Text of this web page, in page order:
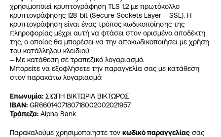
χρησιμοποιεί κρυπτογράφηση TLS 1.2 με πρωτόκολλο
κρυπτογράφησης 128-bit (Secure Sockets Layer – SSL). Η
κρυπτογράφηση είναι ένας τρόπος κωδικοποίησης της
πληροφορίας μέχρι αυτή να φτάσει στον ορισμένο αποδέκτη
της, ο οποίος θα μπορέσει να την αποκωδικοποιήσει με χρήση
του κατάλληλου κλειδιού
– Με κατάθεση σε τραπεζικό λογαριασμό.
Μπορείτε να εξοφλήσετε την παραγγελία σας με κατάθεση
στον παρακάτω λογαριασμό:
Επωνυμία: ΣΙΩΠΗ ΒΙΚΤΩΡΙΑ ΒΙΚΤΩΡΟΣ
IBAN: GR6601407180718002002021957
Τράπεζα: Alpha Bank
Παρακαλούμε χρησιμοποιήστε τον κωδικό παραγγελίας σας